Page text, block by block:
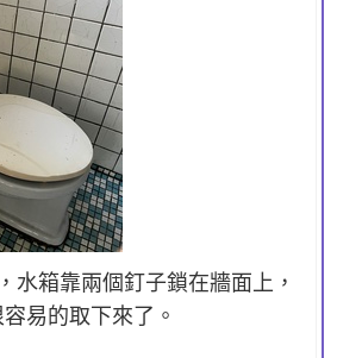
水箱靠兩個釘子鎖在牆面上，
易的取下來了。